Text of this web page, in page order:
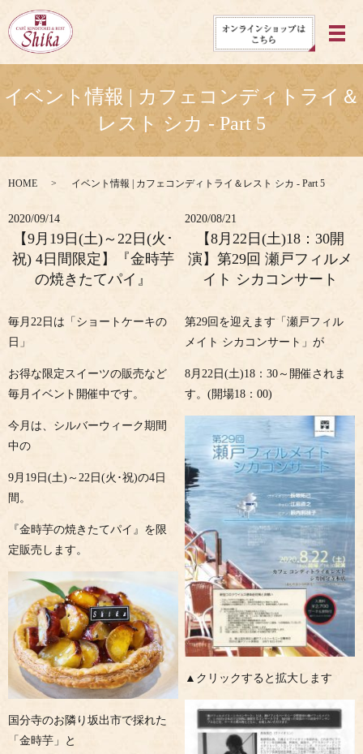
メ
イベント情報 | カフェコンディトライ＆
レスト シカ - Part 5
HOME イベント情報 | カフェコンディトライ＆レスト シカ - Part 5
2020/09/14
【9月19日(土)～22日(火･
祝) 4日間限定】『金時芋
の焼きたてパイ』
毎月22日は「ショートケーキの
日」
お得な限定スイーツの販売など
毎月イベント開催中です。
今月は、シルバーウィーク期間
中の
9月19日(土)～22日(火･祝)の4日
間。
『金時芋の焼きたてパイ』を限
定販売します。
国分寺のお隣り坂出市で採れた
「金時芋」と
2020/08/21
【8月22日(土)18：30開
演】第29回 瀬戸フィルメ
イト シカコンサート
第29回を迎えます「瀬戸フィル
メイト シカコンサート」が
8月22日(土)18：30～開催されま
す。(開場18：00)
▲クリックすると拡大します